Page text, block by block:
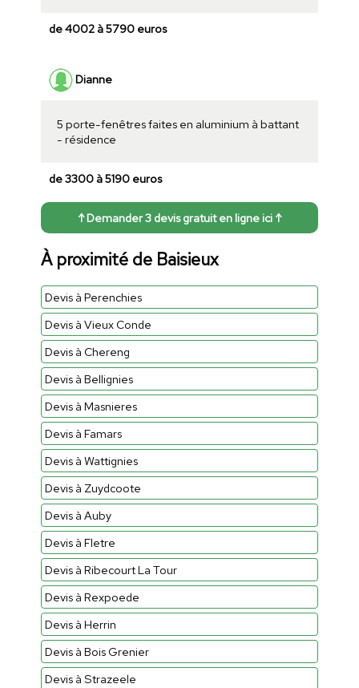
de 4002 à 5790 euros
Dianne
5 porte-fenêtres faites en aluminium à battant
- résidence
de 3300 à 5190 euros
↑ Demander 3 devis gratuit en ligne ici ↑
À proximité de Baisieux
Devis à Perenchies
Devis à Vieux Conde
Devis à Chereng
Devis à Bellignies
Devis à Masnieres
Devis à Famars
Devis à Wattignies
Devis à Zuydcoote
Devis à Auby
Devis à Fletre
Devis à Ribecourt La Tour
Devis à Rexpoede
Devis à Herrin
Devis à Bois Grenier
Devis à Strazeele